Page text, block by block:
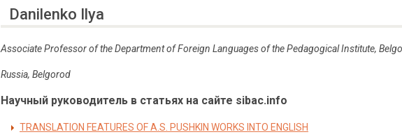
Danilenko Ilya
Associate Professor of the Department of Foreign Languages of the Pedagogical Institute,
Russia, Belgorod
Научный руководитель в статьях на сайте sibac.info
TRANSLATION FEATURES OF A.S. PUSHKIN WORKS INTO ENGLISH